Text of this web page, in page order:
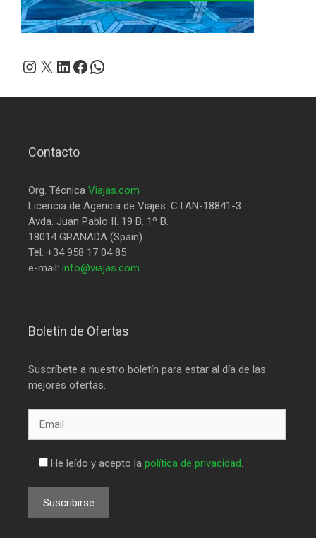
Instagram
X LinkedIn
Facebook
WhatsApp
Contacto
Org. Técnica Viajas.com
Licencia de Agencia de Viajes: C.I.AN-18841-3
Avda. Juan Pablo II. 19 B. 1º B.
18014 GRANADA (Spain)
Tel. +34 958 17 04 85
e-mail: info@viajas.com
Boletín de Ofertas
Suscríbete a nuestro boletín para estar al día de las
mejores ofertas.
He leído y acepto la política de privacidad.